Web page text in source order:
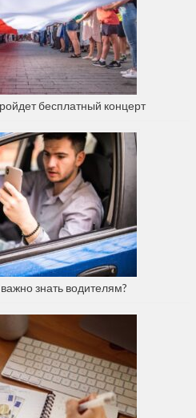
бесплатный концерт
знать водителям?